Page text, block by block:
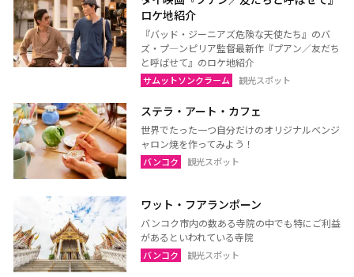
ロケ地紹介
『バッド・ジーニアズ危険な天使たち』のバ
ズ・プ―ンピリア監督最新作『プアン／友だち
と呼ばせて』のロケ地紹介
サムットソンクラーム 観光スポット
ステラ・アート・カフェ
世界でたった一つ自分だけのオリジナルベンジ
ャロン焼を作ってみよう！
バンコク 観光スポット
ワット・フアランポーン
バンコク市内の数ある寺院の中でも特にご利益
があるといわれている寺院
バンコク 観光スポット